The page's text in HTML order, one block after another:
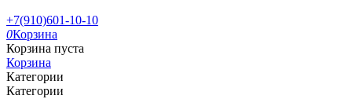
+7(910)601-10-10
0Корзина
Корзина пуста
Корзина
Категории
Категории